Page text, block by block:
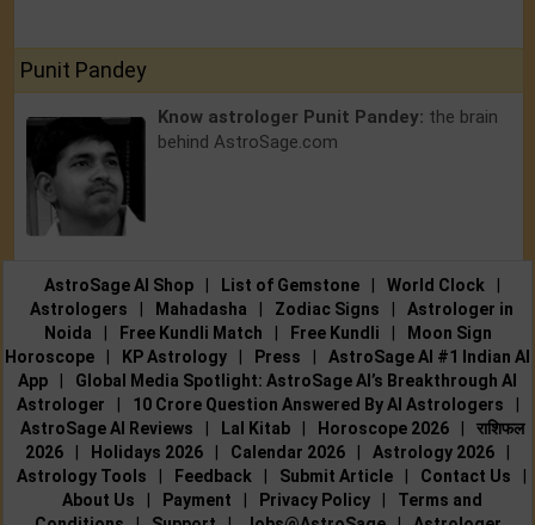
Punit Pandey
Know astrologer Punit Pandey: the brain
behind AstroSage.com
AstroSage AI Shop | List of Gemstone | World Clock
|
Astrologers
| Mahadasha | Zodiac Signs |
Astrologer in
Noida
| Free Kundli Match | Free Kundli |
Moon Sign
Horoscope
| KP Astrology | Press |
AstroSage AI #1 Indian AI
App
|
Global Media Spotlight: AstroSage AI’s Breakthrough AI
Astrologer
| 10 Crore Question Answered By AI Astrologers
|
AstroSage AI Reviews
| Lal Kitab | Horoscope 2026 |
राशिफल
2026
| Holidays 2026 | Calendar 2026 | Astrology 2026
|
Astrology Tools
| Feedback | Submit Article | Contact Us
|
About Us
| Payment | Privacy Policy |
Terms and